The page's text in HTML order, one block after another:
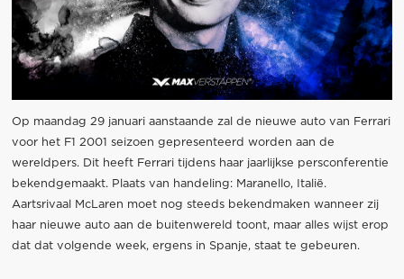
Op maandag 29 januari aanstaande zal de nieuwe auto van Ferrari
voor het F1 2001 seizoen gepresenteerd worden aan de
wereldpers. Dit heeft Ferrari tijdens haar jaarlijkse persconferentie
bekendgemaakt. Plaats van handeling: Maranello, Italië.
Aartsrivaal McLaren moet nog steeds bekendmaken wanneer zij
haar nieuwe auto aan de buitenwereld toont, maar alles wijst erop
dat dat volgende week, ergens in Spanje, staat te gebeuren.